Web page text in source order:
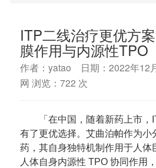
ITP二线治疗更优方
膜作用与内源性TPO
作者：yatao 日期：2022年12
网 浏览：722 次
「在中国，随着新药上市
有了更优选择。艾曲泊帕作为小
药，其自身独特机制作用于人体
人体自身内源性 TPO 协同作用